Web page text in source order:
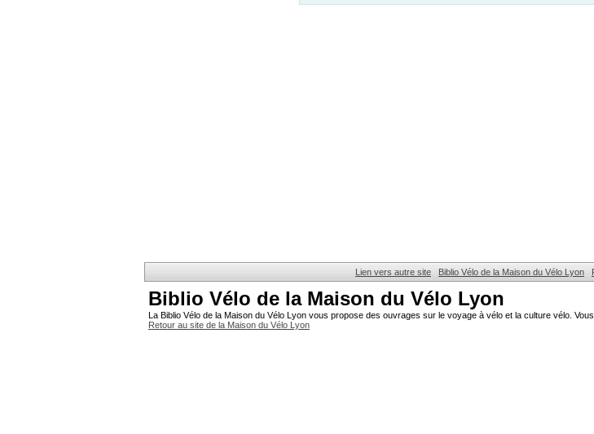
Lien vers autre site Biblio Vélo de la Maison du Vélo Lyon
Biblio Vélo de la Maison du Vélo Lyon
La Biblio Vélo de la Maison du Vélo Lyon vous propose des ouvrages sur le voyage à vélo et la culture vélo.
Retour au site de la Maison du Vélo Lyon